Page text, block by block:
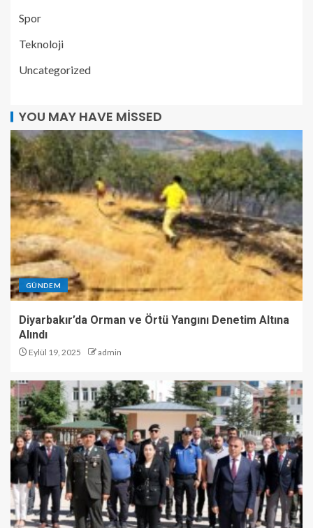
Spor
Teknoloji
Uncategorized
YOU MAY HAVE MISSED
GÜNDEM
Diyarbakır’da Orman ve Örtü Yangını Denetim Altına
Alındı
Eylül 19, 2025 admin